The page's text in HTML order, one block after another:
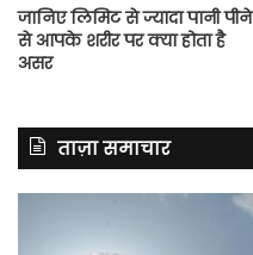
जानिए लिमिट से ज्यादा पानी पीने
से आपके शरीर पर क्या होता है
असर
ताज़ा समाचार